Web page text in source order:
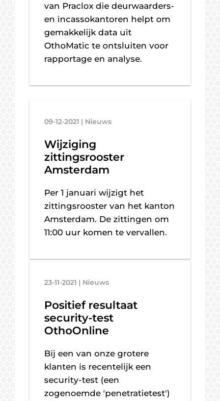
van Praclox die deurwaarders-
en incassokantoren helpt om
gemakkelijk data uit
OthoMatic te ontsluiten voor
rapportage en analyse.
09-12-2021 | Nieuws
Wijziging
zittingsrooster
Amsterdam
Per 1 januari wijzigt het
zittingsrooster van het kanton
Amsterdam. De zittingen om
11:00 uur komen te vervallen.
23-11-2021 | Nieuws
Positief resultaat
security-test
OthoOnline
Bij een van onze grotere
klanten is recentelijk een
security-test (een
zogenoemde 'penetratietest')